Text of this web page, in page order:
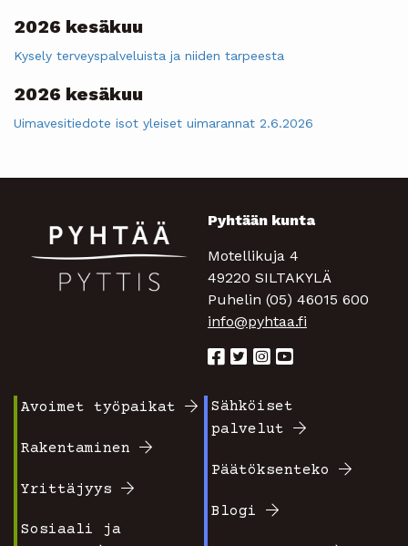
2026 kesäkuu
Kysely terveyspalveluista ja niiden tarpeesta
2026 kesäkuu
Uimavesitiedote isot yleiset uimarannat 2.6.2026
Pyhtään kunta
Motellikuja 4
49220 SILTAKYLÄ
Puhelin (05) 46015 600
info@pyhtaa.fi
valikko
Avoimet työpaikat
Rakentaminen
Yrittäjyys
Sosiaali ja
Footer
2
Sähköiset
palvelut
Päätöksenteko
Blogi